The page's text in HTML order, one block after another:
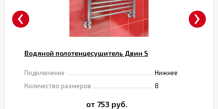
Водяной полотенцесушитель Двин S
Подключение
Нижнее
Количество размеров
8
от 753 руб.
‹ ›